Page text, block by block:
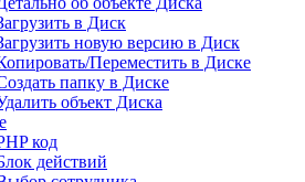
в Диск
новую версию в Диск
Переместить в Диске
папку в Диске
объект Диска
код
действий